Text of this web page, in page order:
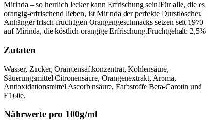
Mirinda – so herrlich lecker kann Erfrischung sein!Für alle, die es
orangig-erfrischend lieben, ist Mirinda der perfekte Durstlöscher.
Anhänger frisch-fruchtigen Orangengeschmacks setzen seit 1970
auf Mirinda, die köstlich orangige Erfrischung.Fruchtgehalt: 2,5%
Zutaten
Wasser, Zucker, Orangensaftkonzentrat, Kohlensäure,
Säuerungsmittel Citronensäure, Orangenextrakt, Aroma,
Antioxidationsmittel Ascorbinsäure, Farbstoffe Beta-Carotin und
E160e.
Nährwerte pro 100g/ml